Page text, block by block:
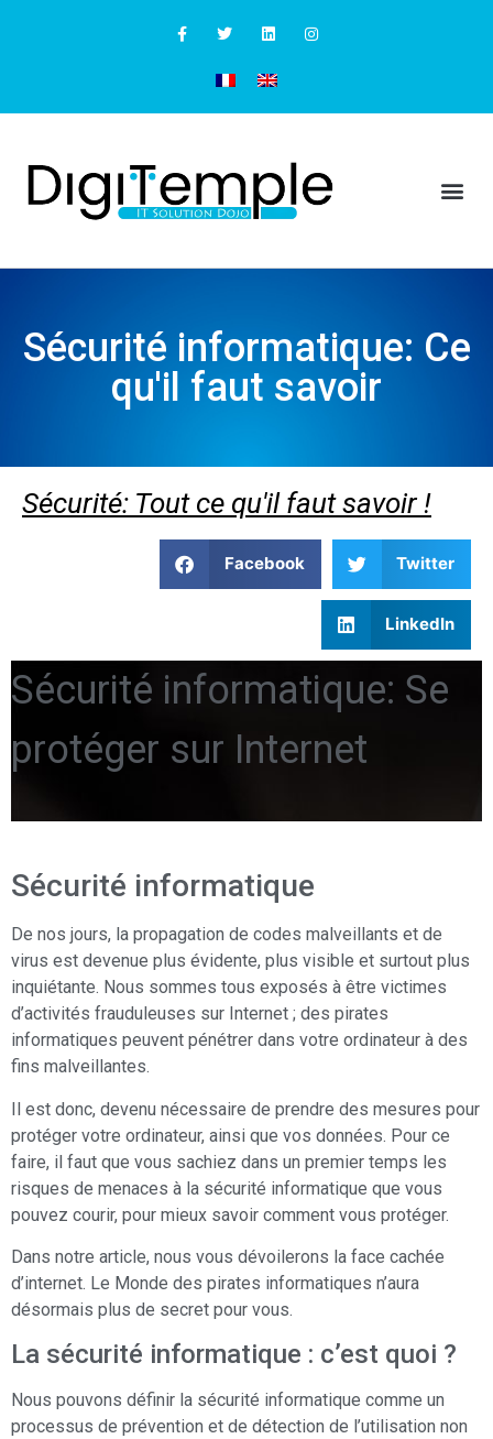
Sécurité informatique: Ce
qu'il faut savoir
Sécurité: Tout ce qu'il faut savoir !
Facebook Twitter
LinkedIn
Sécurité informatique: Se
protéger sur Internet
Sécurité informatique
De nos jours, la propagation de codes malveillants et de
virus est devenue plus évidente, plus visible et surtout plus
inquiétante. Nous sommes tous exposés à être victimes
d’activités frauduleuses sur Internet ; des pirates
informatiques peuvent pénétrer dans votre ordinateur à des
fins malveillantes.
Il est donc, devenu nécessaire de prendre des mesures pour
protéger votre ordinateur, ainsi que vos données. Pour ce
faire, il faut que vous sachiez dans un premier temps les
risques de menaces à la sécurité informatique que vous
pouvez courir, pour mieux savoir comment vous protéger.
Dans notre article, nous vous dévoilerons la face cachée
d’internet. Le Monde des pirates informatiques n’aura
désormais plus de secret pour vous.
La sécurité informatique : c’est quoi ?
Nous pouvons définir la sécurité informatique comme un
processus de prévention et de détection de l’utilisation non